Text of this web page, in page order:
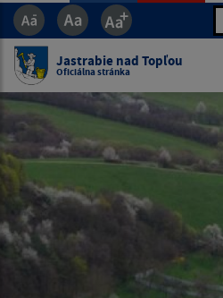
Jastrabie nad Topľou
Oficiálna stránka